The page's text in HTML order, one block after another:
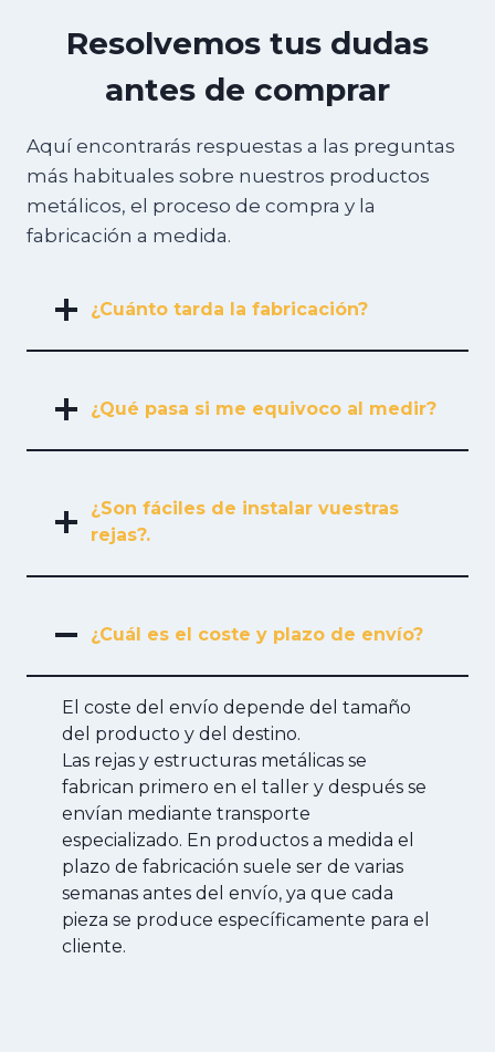
Resolvemos tus dudas
antes de comprar
Aquí encontrarás respuestas a las preguntas
más habituales sobre nuestros productos
metálicos, el proceso de compra y la
fabricación a medida.
¿Cuánto tarda la fabricación?
¿Qué pasa si me equivoco al medir?
¿Son fáciles de instalar vuestras
rejas?.
¿Cuál es el coste y plazo de envío?
El coste del envío depende del tamaño
del producto y del destino.
Las rejas y estructuras metálicas se
fabrican primero en el taller y después se
envían mediante transporte
especializado. En productos a medida el
plazo de fabricación suele ser de varias
semanas antes del envío, ya que cada
pieza se produce específicamente para el
cliente.